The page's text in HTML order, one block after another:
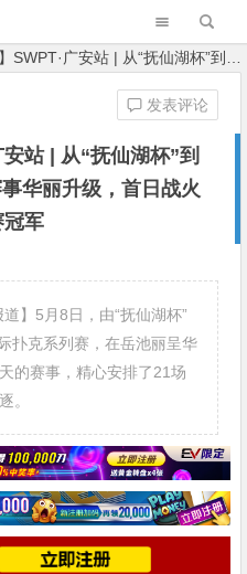
抚仙湖杯”到SWPT，西南扑克标杆赛事华丽升级，首日战火点燃！马鹏龙斩获回馈赛冠军
站 | 从“抚仙湖杯”到
华丽升级，首日战火
冠军
发表评论
】5月8日，由“抚仙湖杯”
扑克系列赛，在岳池丽呈华
的赛事，精心安排了21场
。